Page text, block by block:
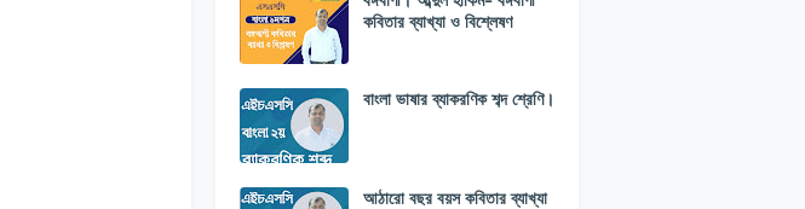
কবিতার ব্যাখ্যা ও বিশ্লেষণ
বাংলা ভাষার ব্যাকরণিক শব্দ শ্রেণি।
আঠারো বছর বয়স কবিতার ব্যাখ্যা